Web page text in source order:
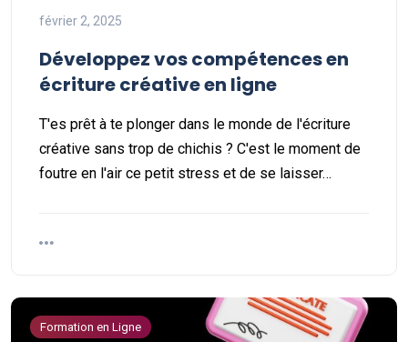
février 2, 2025
Développez vos compétences en
écriture créative en ligne
T'es prêt à te plonger dans le monde de l'écriture
créative sans trop de chichis ? C'est le moment de
foutre en l'air ce petit stress et de se laisser…
Formation en Ligne